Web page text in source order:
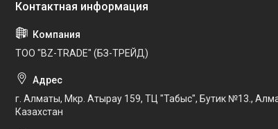
ТОО "BZ-TRADE" (БЗ-ТРЕЙД)
г. Алматы, Мкр. Атырау 159, ТЦ "Табыс", Бутик №13.,
Казахстан